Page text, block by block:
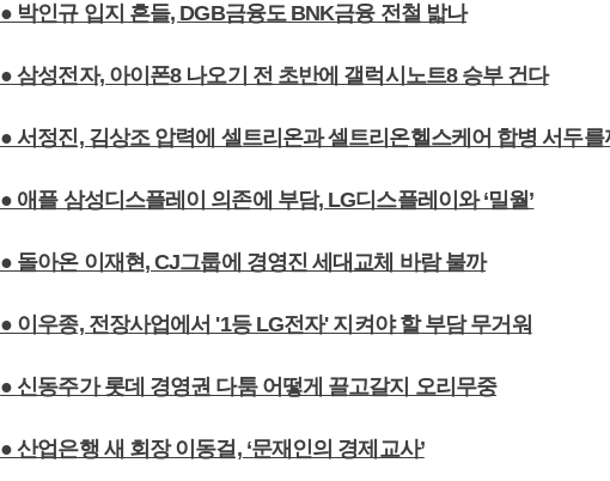
● 박인규 입지 흔들, DGB금융도 BNK금융 전철 밟나
● 삼성전자, 아이폰8 나오기 전 초반에 갤럭시노트8 승부 건다
● 서정진, 김상조 압력에 셀트리온과 셀트리온헬스케어 합병 서두를
● 애플 삼성디스플레이 의존에 부담, LG디스플레이와 ‘밀월’
● 돌아온 이재현, CJ그룹에 경영진 세대교체 바람 불까
● 이우종, 전장사업에서 '1등 LG전자' 지켜야 할 부담 무거워
● 신동주가 롯데 경영권 다툼 어떻게 끌고갈지 오리무중
● 산업은행 새 회장 이동걸, ‘문재인의 경제교사’